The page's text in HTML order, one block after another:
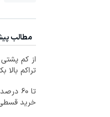
مطالب
از کم
تراکم بالا
تا
خرید